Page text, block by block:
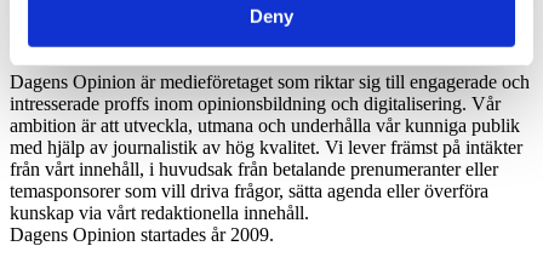
Deny
Dagens Opinion är medieföretaget som riktar sig till engagerade och
intresserade proffs inom opinionsbildning och digitalisering. Vår
ambition är att utveckla, utmana och underhålla vår kunniga publik
med hjälp av journalistik av hög kvalitet. Vi lever främst på intäkter
från vårt innehåll, i huvudsak från betalande prenumeranter eller
temasponsorer som vill driva frågor, sätta agenda eller överföra
kunskap via vårt redaktionella innehåll.
Dagens Opinion startades år 2009.